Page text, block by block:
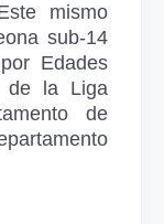
mismo
sub-14
Edades
de la Liga
de